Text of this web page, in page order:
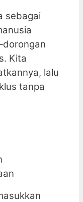
sebagai
Kita
lalu
tanpa